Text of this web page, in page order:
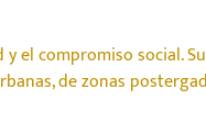
compromiso social.
de zonas